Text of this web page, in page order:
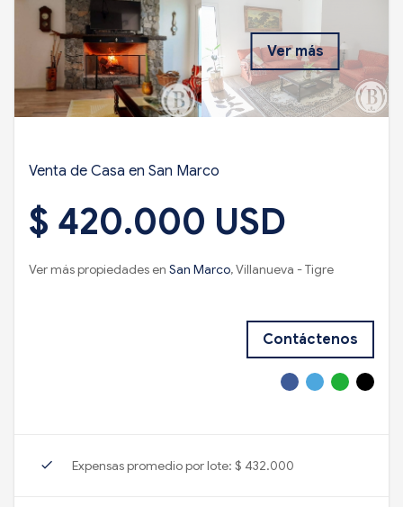
Ver más
Venta de Casa en San Marco
$ 420.000 USD
Ver más propiedades en San Marco, Villanueva - Tigre
Contáctenos
check Expensas promedio por lote: $ 432.000